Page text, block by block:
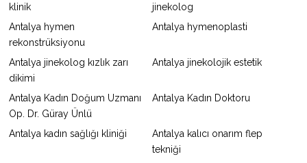
klinik
jinekolog
Antalya hymen
rekonstrüksiyonu
Antalya hymenoplasti
Antalya jinekolog kızlık zarı
dikimi
Antalya jinekolojik estetik
Antalya Kadın Doğum Uzmanı
Op. Dr. Güray Ünlü
Antalya Kadın Doktoru
Antalya kadın sağlığı kliniği
Antalya kalıcı onarım flep
tekniği